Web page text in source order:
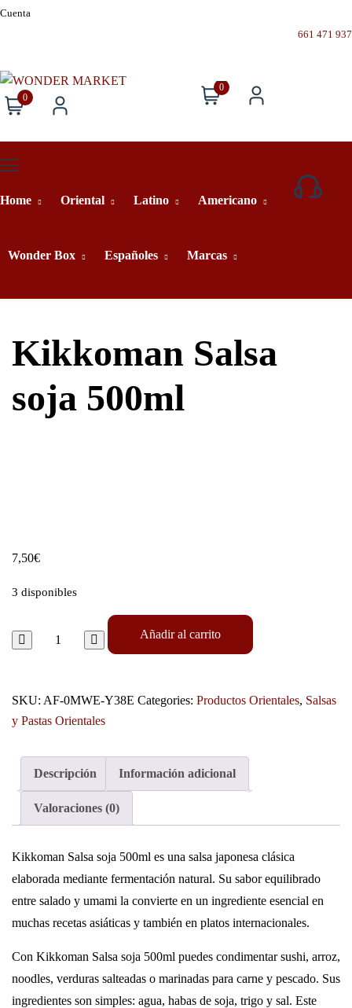
Cuenta
661 471 937
0
0
Home Oriental Latino Americano
Wonder Box Españoles Marcas
Kikkoman Salsa
soja 500ml
7,50€
3 disponibles
Añadir al carrito
SKU: AF-0MWE-Y38E Categories: Productos Orientales, Salsas
y Pastas Orientales
Descripción Información adicional
Valoraciones (0)
Kikkoman Salsa soja 500ml es una salsa japonesa clásica
elaborada mediante fermentación natural. Su sabor equilibrado
entre salado y umami la convierte en un ingrediente esencial en
muchas recetas asiáticas y también en platos internacionales.
Con Kikkoman Salsa soja 500ml puedes condimentar sushi, arroz,
noodles, verduras salteadas o marinadas para carne y pescado. Sus
ingredientes son simples: agua, habas de soja, trigo y sal. Este